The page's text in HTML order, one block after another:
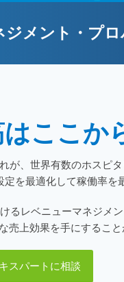
メント・プロ
ここか
が、世界有数のホスピ
を最適化して稼働率を
レベニューマネジメ
売上効果を手にすること
スパートに相談